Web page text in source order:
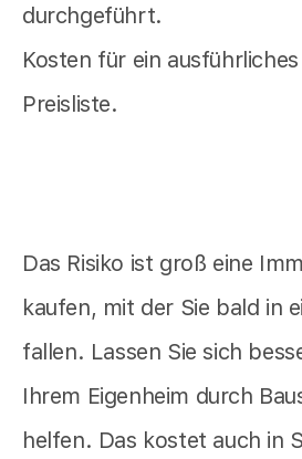
durchgeführt.
Kosten für ein
Preisliste.
Das Risiko ist groß eine
kaufen, mit der Sie bald in
fallen. Lassen Sie sich
Ihrem Eigenheim durch
helfen. Das kostet auch in